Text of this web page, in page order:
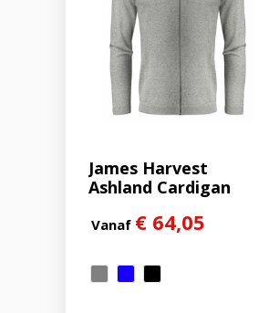
James Harvest
Ashland Cardigan
Vanaf € 64,05